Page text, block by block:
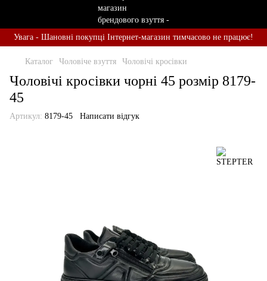
Увага - Шановні покупці Інтернет-магазин тимчасово не працює!
Каталог Чоловіче взуття Чоловічі кросівки
Чоловічі кросівки чорні 45 розмір 8179-
45
Артикул: 8179-45 Написати відгук